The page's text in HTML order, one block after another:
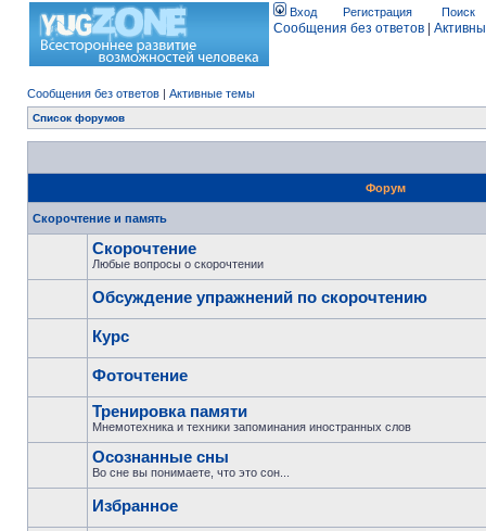
Вход Регистрация Поиск
Сообщения без ответов
Сообщения без ответов | Активные темы
Список форумов
Форум
Скорочтение и память
Скорочтение
Любые вопросы о скорочтении
Обсуждение упражнений по скорочтению
Курс
Фоточтение
Тренировка памяти
Мнемотехника и техники запоминания иностранных слов
Осознанные сны
Во сне вы понимаете, что это сон...
Избранное